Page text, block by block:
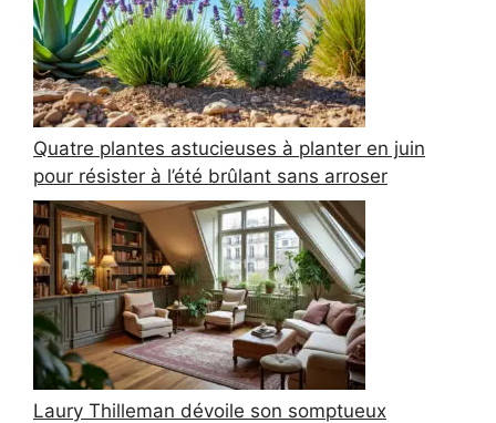
Quatre plantes astucieuses à planter en juin
pour résister à l’été brûlant sans arroser
Laury Thilleman dévoile son somptueux